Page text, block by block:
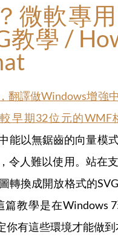
微軟專
教學 /
翻譯做Windows增強
早期32位元的WMF
能以無鋸齒的向量模
令人難以使用。站在
轉換成開放格式的
篇教學是在Windows
有這些環境才能做到